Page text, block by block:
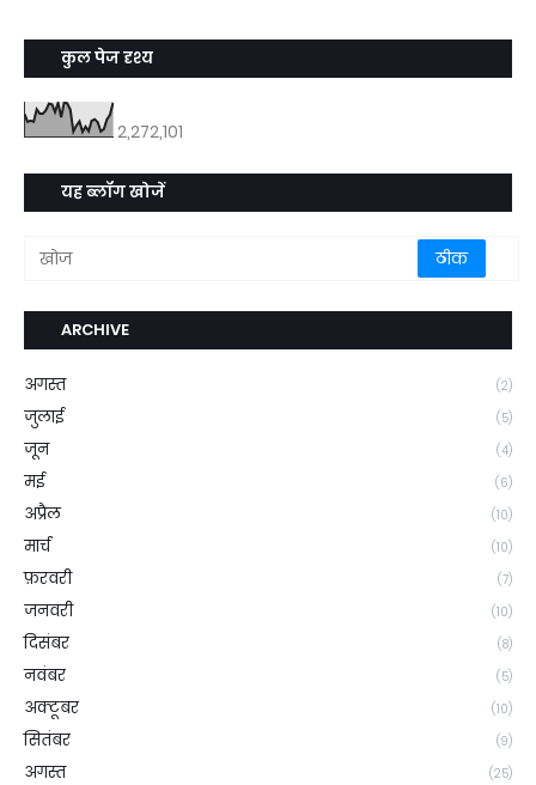
कुल पेज दृश्य
2,272,101
यह ब्लॉग खोजें
ARCHIVE
अगस्त (2)
जुलाई (5)
जून (4)
मई (6)
अप्रैल (10)
मार्च (10)
फ़रवरी (7)
जनवरी (10)
दिसंबर (8)
नवंबर (5)
अक्टूबर (10)
सितंबर (9)
अगस्त (25)